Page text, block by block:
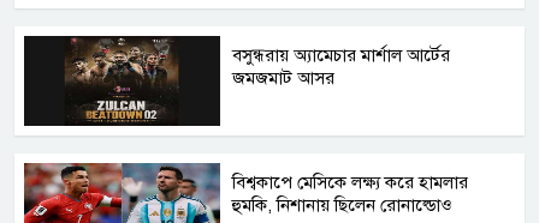
বসুন্ধরায় অ্যামেচার মার্শাল আর্টের
জমজমাট আসর
বিশ্বকাপে মেসিকে লক্ষ্য করে হামলার
হুমকি, নিশানায় ছিলেন রোনাল্ডোও